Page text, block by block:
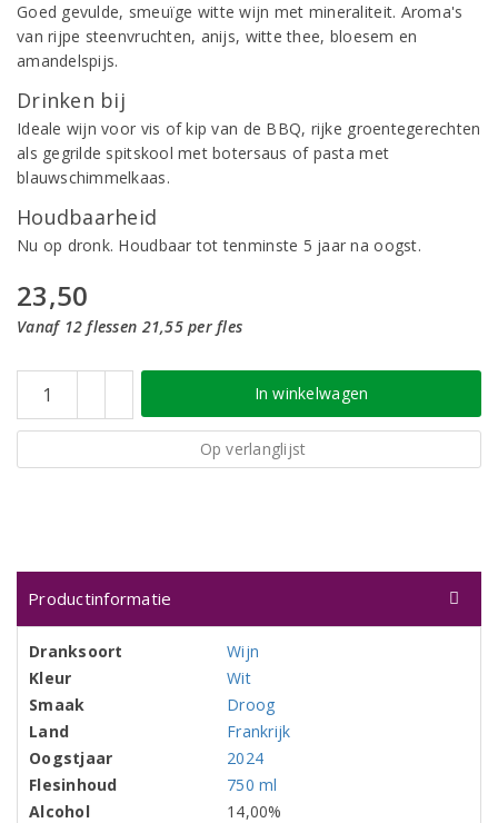
Goed gevulde, smeuïge witte wijn met mineraliteit. Aroma's
van rijpe steenvruchten, anijs, witte thee, bloesem en
amandelspijs.
Drinken bij
Ideale wijn voor vis of kip van de BBQ, rijke groentegerechten
als gegrilde spitskool met botersaus of pasta met
blauwschimmelkaas.
Houdbaarheid
Nu op dronk. Houdbaar tot tenminste 5 jaar na oogst.
23,50
Vanaf 12 flessen 21,55 per fles
In winkelwagen
Op verlanglijst
Productinformatie
Dranksoort
Wijn
Kleur
Wit
Smaak
Droog
Land
Frankrijk
Oogstjaar
2024
Flesinhoud
750 ml
Alcohol
14,00%